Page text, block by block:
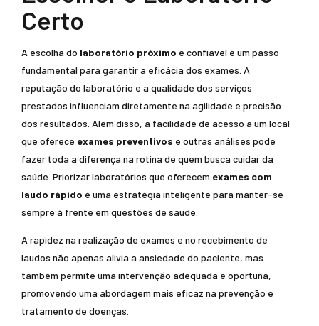
Certo
A escolha do laboratório próximo e confiável é um passo
fundamental para garantir a eficácia dos exames. A
reputação do laboratório e a qualidade dos serviços
prestados influenciam diretamente na agilidade e precisão
dos resultados. Além disso, a facilidade de acesso a um local
que oferece exames preventivos e outras análises pode
fazer toda a diferença na rotina de quem busca cuidar da
saúde. Priorizar laboratórios que oferecem exames com
laudo rápido é uma estratégia inteligente para manter-se
sempre à frente em questões de saúde.
A rapidez na realização de exames e no recebimento de
laudos não apenas alivia a ansiedade do paciente, mas
também permite uma intervenção adequada e oportuna,
promovendo uma abordagem mais eficaz na prevenção e
tratamento de doenças.